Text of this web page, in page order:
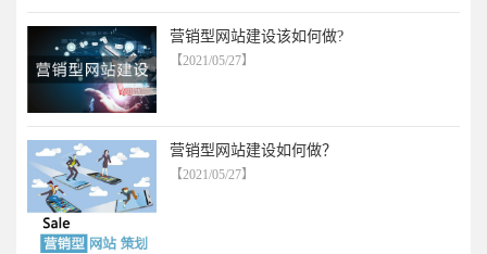
营销型网站建设该如何做?
【2021/05/27】
营销型网站建设如何做？
【2021/05/27】